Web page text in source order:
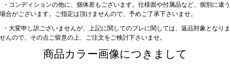
・コンディションの他に、個体差もございます。仕様面や付属品など、個別に違う
場合がございます。ご指定は頂けませんので、予めご了承下さいませ。
・大変申し訳ございませんが、上記に関してのブレに関しては、返品対象となりま
せんので、その点ご留意の上、ご注文をご検討下さいませ。
商品カラー画像につきまして